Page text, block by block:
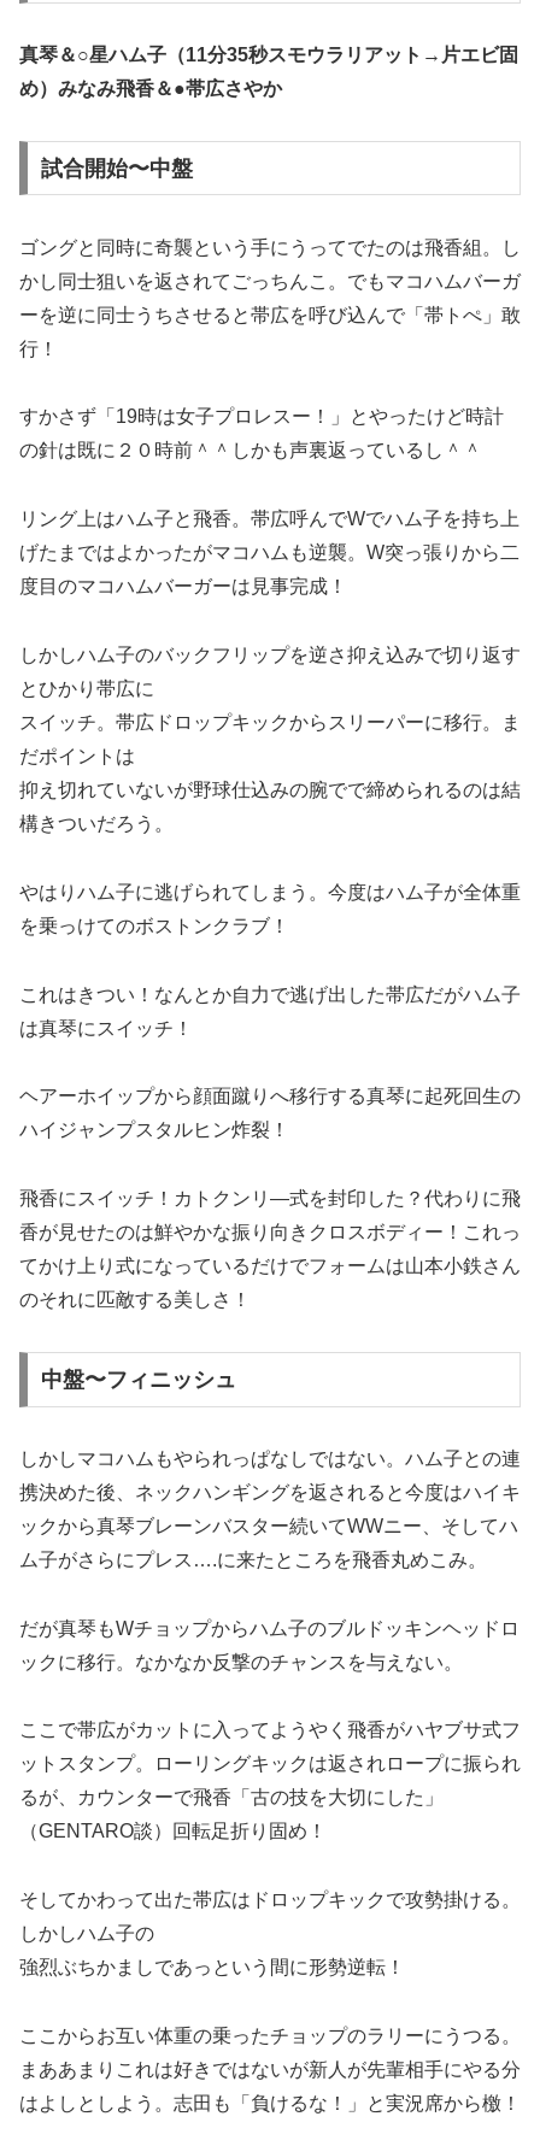
真琴＆○星ハム子（11分35秒スモウラリアット→片エビ固
め）みなみ飛香＆●帯広さやか
試合開始〜中盤
ゴングと同時に奇襲という手にうってでたのは飛香組。し
かし同士狙いを返されてごっちんこ。でもマコハムバーガ
ーを逆に同士うちさせると帯広を呼び込んで「帯トぺ」敢
行！
すかさず「19時は女子プロレスー！」とやったけど時計
の針は既に２０時前＾＾しかも声裏返っているし＾＾
リング上はハム子と飛香。帯広呼んでWでハム子を持ち上
げたまではよかったがマコハムも逆襲。W突っ張りから二
度目のマコハムバーガーは見事完成！
しかしハム子のバックフリップを逆さ抑え込みで切り返す
とひかり帯広に
スイッチ。帯広ドロップキックからスリーパーに移行。ま
だポイントは
抑え切れていないが野球仕込みの腕でで締められるのは結
構きついだろう。
やはりハム子に逃げられてしまう。今度はハム子が全体重
を乗っけてのボストンクラブ！
これはきつい！なんとか自力で逃げ出した帯広だがハム子
は真琴にスイッチ！
ヘアーホイップから顔面蹴りへ移行する真琴に起死回生の
ハイジャンプスタルヒン炸裂！
飛香にスイッチ！カトクンリ―式を封印した？代わりに飛
香が見せたのは鮮やかな振り向きクロスボディー！これっ
てかけ上り式になっているだけでフォームは山本小鉄さん
のそれに匹敵する美しさ！
中盤〜フィニッシュ
しかしマコハムもやられっぱなしではない。ハム子との連
携決めた後、ネックハンギングを返されると今度はハイキ
ックから真琴ブレーンバスター続いてWWニー、そしてハ
ム子がさらにプレス….に来たところを飛香丸めこみ。
だが真琴もWチョップからハム子のブルドッキンヘッドロ
ックに移行。なかなか反撃のチャンスを与えない。
ここで帯広がカットに入ってようやく飛香がハヤブサ式フ
ットスタンプ。ローリングキックは返されロープに振られ
るが、カウンターで飛香「古の技を大切にした」
（GENTARO談）回転足折り固め！
そしてかわって出た帯広はドロップキックで攻勢掛ける。
しかしハム子の
強烈ぶちかましであっという間に形勢逆転！
ここからお互い体重の乗ったチョップのラリーにうつる。
まああまりこれは好きではないが新人が先輩相手にやる分
はよしとしよう。志田も「負けるな！」と実況席から檄！